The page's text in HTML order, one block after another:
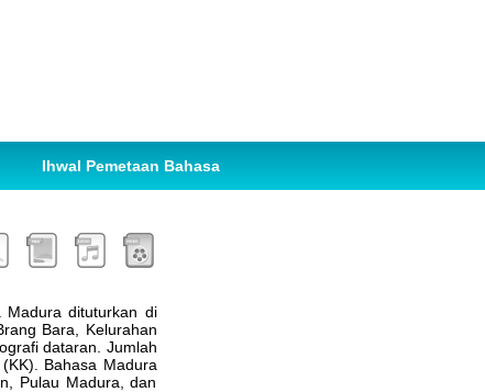
Ihwal Pemetaan Bahasa
Madura dituturkan di
Bara, Kelurahan
dataran. Jumlah
Bahasa Madura
Pulau Madura, dan